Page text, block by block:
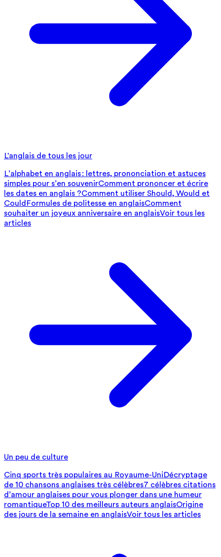
L'anglais de tous les jour
L’alphabet en anglais : lettres, prononciation et astuces
simples pour s’en souvenirComment prononcer et écrire
les dates en anglais ?Comment utiliser Should, Would et
Could Formules de politesse en anglaisComment
souhaiter un joyeux anniversaire en anglaisVoir tous les
articles
Un peu de culture
Cinq sports très populaires au Royaume-UniDécryptage
de 10 chansons anglaises très célèbres7 célèbres citations
d’amour anglaises pour vous plonger dans une humeur
romantiqueTop 10 des meilleurs auteurs anglaisOrigine
des jours de la semaine en anglaisVoir tous les articles